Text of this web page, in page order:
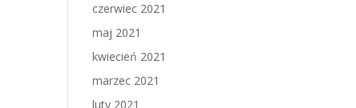
czerwiec 2021
maj 2021
kwiecień 2021
marzec 2021
luty 2021